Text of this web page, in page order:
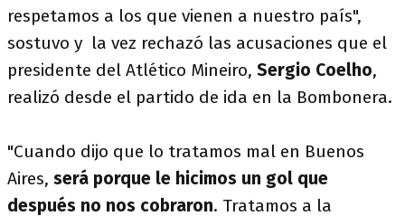
respetamos a los que vienen a nuestro país",
sostuvo y la vez rechazó las acusaciones que el
presidente del Atlético Mineiro, Sergio Coelho,
realizó desde el partido de ida en la Bombonera.
"Cuando dijo que lo tratamos mal en Buenos
Aires, será porque le hicimos un gol que
después no nos cobraron. Tratamos a la